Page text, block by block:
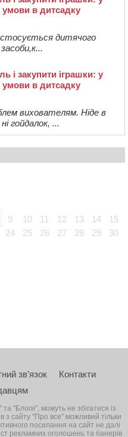
в дитсадку
стосується дитячого
і закупити іграшки: у
в дитсадку
вихователям. Ніде в
гойдалок, ...
9 10 11 12 13 14
15
24 25 26 27 28 29
30
зв’язок
Контакти
"Блоги", можуть не збігатися із
з сайту "Про все" можливий тільки
посилання на сайт не далі
рекламних оголошень та банерів